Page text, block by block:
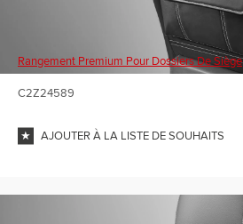
Rangement Premium Pour Dossiers De Siège
C2Z24589
AJOUTER À LA LISTE DE SOUHAITS